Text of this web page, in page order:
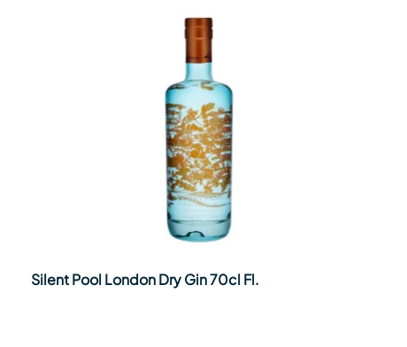
Silent Pool London Dry Gin 70cl Fl.